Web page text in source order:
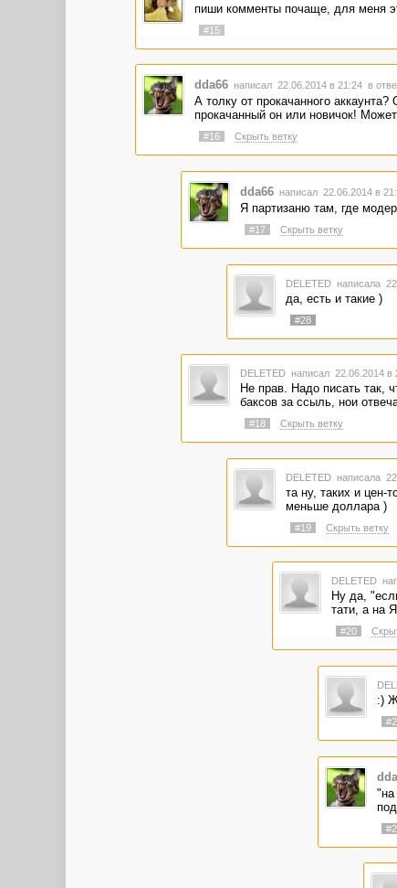
пиши комменты почаще, для меня
#15
dda66 написал 22.06.2014 в 21:24 в
А толку от прокачанного
прокачанный он или новичок!
#16 Скрыть ветку
dda66 написал 22.06.2014 в
Я партизаню там, где
#17 Скрыть ветку
DELETED написала
да, есть и такие )
#28
DELETED написал 22.06.2014 в
Не прав. Надо писать так,
баксов за ссыль, нои
#18 Скрыть ветку
DELETED написала
та ну, таких и цен-
меньше доллара )
#19 Скрыть ветку
DELETED
Ну да,
тати, а на
#20
:)
"на